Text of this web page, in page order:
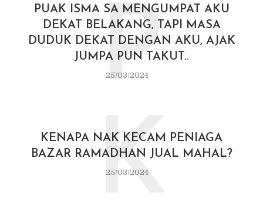
PUAK ISMA SA MENGUMPAT AKU
DEKAT BELAKANG, TAPI MASA
DUDUK DEKAT DENGAN AKU, AJAK
JUMPA PUN TAKUT..
25/03/2024
P
KENAPA NAK KECAM PENIAGA
BAZAR RAMADHAN JUAL MAHAL?
25/03/2024
K